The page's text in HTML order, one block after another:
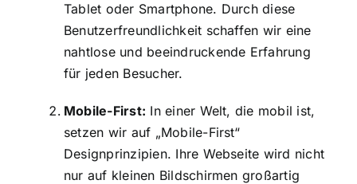
Tablet oder Smartphone. Durch diese
Benutzerfreundlichkeit schaffen wir eine
nahtlose und beeindruckende Erfahrung
für jeden Besucher.
Mobile-First: In einer Welt, die mobil ist,
setzen wir auf „Mobile-First“
Designprinzipien. Ihre Webseite wird nicht
nur auf kleinen Bildschirmen großartig